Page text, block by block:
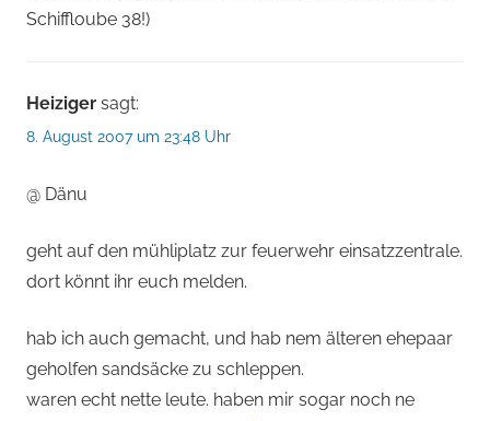
Schiffloube 38!)
Heiziger sagt:
8. August 2007 um 23:48 Uhr
@ Dänu
geht auf den mühliplatz zur feuerwehr einsatzzentrale.
dort könnt ihr euch melden.
hab ich auch gemacht, und hab nem älteren ehepaar
geholfen sandsäcke zu schleppen.
waren echt nette leute. haben mir sogar noch ne